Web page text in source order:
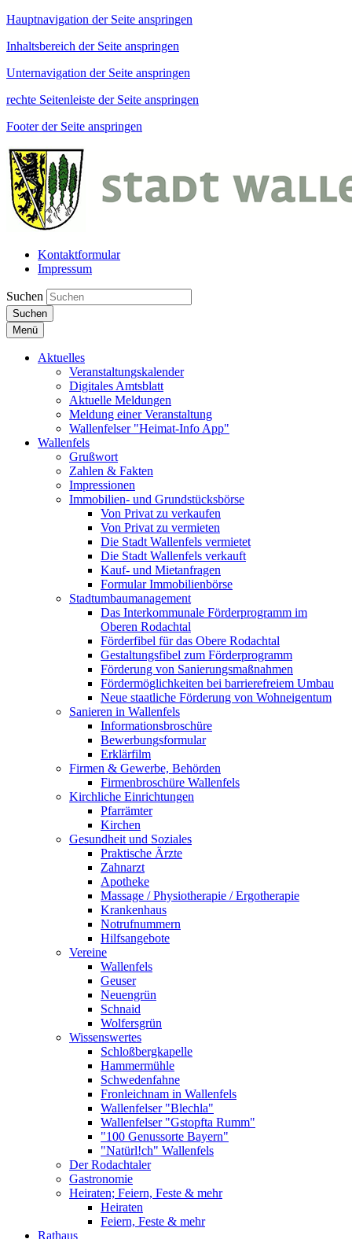
Hauptnavigation der Seite anspringen
Inhaltsbereich der Seite anspringen
Unternavigation der Seite anspringen
rechte Seitenleiste der Seite anspringen
Footer der Seite anspringen
Kontaktformular
Impressum
Suchen
Suchen
Menü
Aktuelles
Veranstaltungskalender
Digitales Amtsblatt
Aktuelle Meldungen
Meldung einer Veranstaltung
Wallenfelser "Heimat-Info App"
Wallenfels
Grußwort
Zahlen & Fakten
Impressionen
Immobilien- und Grundstücksbörse
Von Privat zu verkaufen
Von Privat zu vermieten
Die Stadt Wallenfels vermietet
Die Stadt Wallenfels verkauft
Kauf- und Mietanfragen
Formular Immobilienbörse
Stadtumbaumanagement
Das Interkommunale Förderprogramm im
Oberen Rodachtal
Förderfibel für das Obere Rodachtal
Gestaltungsfibel zum Förderprogramm
Förderung von Sanierungsmaßnahmen
Fördermöglichkeiten bei barrierefreiem Umbau
Neue staatliche Förderung von Wohneigentum
Sanieren in Wallenfels
Informationsbroschüre
Bewerbungsformular
Erklärfilm
Firmen & Gewerbe, Behörden
Firmenbroschüre Wallenfels
Kirchliche Einrichtungen
Pfarrämter
Kirchen
Gesundheit und Soziales
Praktische Ärzte
Zahnarzt
Apotheke
Massage / Physiotherapie / Ergotherapie
Krankenhaus
Notrufnummern
Hilfsangebote
Vereine
Wallenfels
Geuser
Neuengrün
Schnaid
Wolfersgrün
Wissenswertes
Schloßbergkapelle
Hammermühle
Schwedenfahne
Fronleichnam in Wallenfels
Wallenfelser "Blechla"
Wallenfelser "Gstopfta Rumm"
"100 Genussorte Bayern"
"Natürl!ch" Wallenfels
Der Rodachtaler
Gastronomie
Heiraten; Feiern, Feste & mehr
Heiraten
Feiern, Feste & mehr
Rathaus